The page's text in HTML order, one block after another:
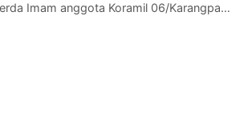
Imam anggota Koramil 06/Karangpa…